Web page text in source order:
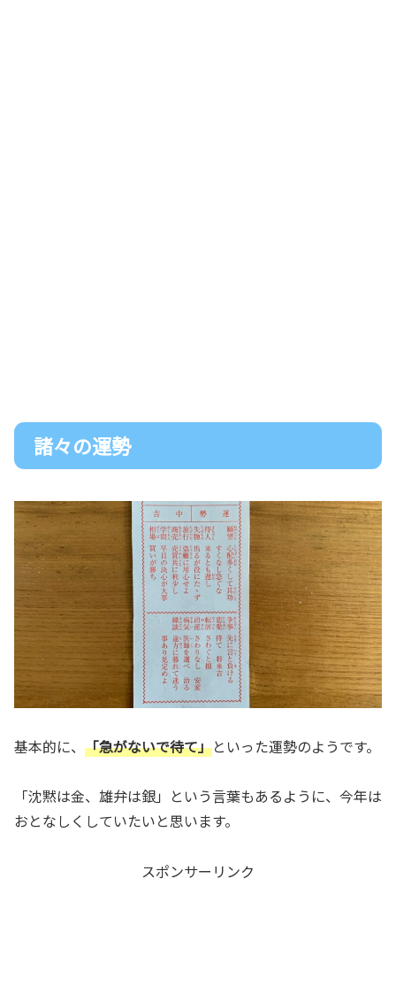
諸々の運勢
基本的に、 「急がないで待て」といった運勢のようです。
「沈黙は金、雄弁は銀」という言葉もあるように、今年は
おとなしくしていたいと思います。
スポンサーリンク